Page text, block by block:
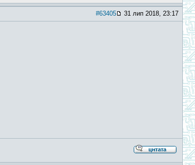
#63405 31 лип 2018, 23:17